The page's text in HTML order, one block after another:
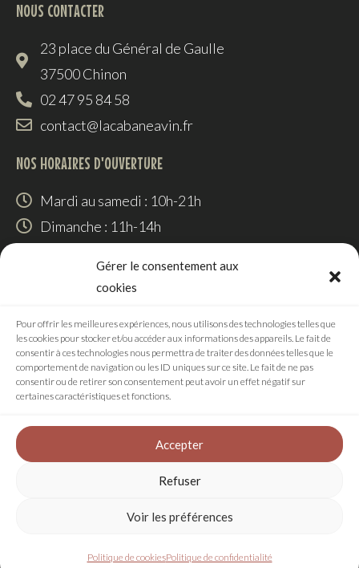
Gérer le consentement aux
cookies
Pour offrir les meilleures expériences, nous utilisons des technologies telles que
les cookies pour stocker et/ou accéder aux informations des appareils. Le fait de
consentir à ces technologies nous permettra de traiter des données telles que le
comportement de navigation ou les ID uniques sur ce site. Le fait de ne pas
consentir ou de retirer son consentement peut avoir un effet négatif sur
certaines caractéristiques et fonctions.
Accepter
Refuser
Voir les préférences
Politique de cookiesPolitique de confidentialité
NOUS CONTACTER
23 place du Général de Gaulle
37500 Chinon
02 47 95 84 58
contact@lacabaneavin.fr
NOS HORAIRES D'OUVERTURE
Mardi au samedi : 10h-21h
Dimanche : 11h-14h
RÉALISATION
Politique de confidentialité
Conditions générales de ventes